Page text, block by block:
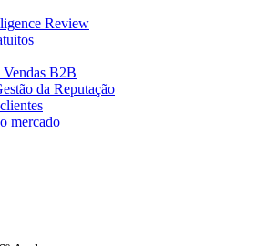
Review
B2B
da Reputação
mercado